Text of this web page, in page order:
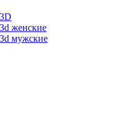
женские
мужские